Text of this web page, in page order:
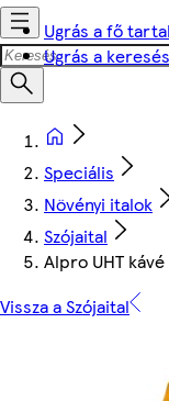
Ugrás a fő
Ugrás a
Speciális
Növényi italok
Szójaital
Alpro UHT
Vissza a Szójaital